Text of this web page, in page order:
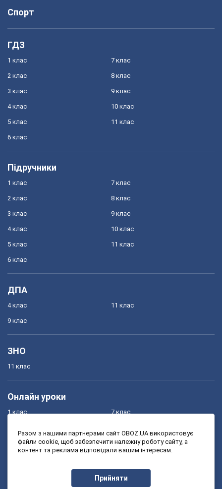
Спорт
ГДЗ
1 клас
2 клас
3 клас
4 клас
5 клас
6 клас
7 клас
8 клас
9 клас
10 клас
11 клас
Підручники
1 клас
2 клас
3 клас
4 клас
5 клас
6 клас
7 клас
8 клас
9 клас
10 клас
11 клас
ДПА
4 клас
9 клас
11 клас
ЗНО
11 клас
Онлайн уроки
1 клас
3 клас
7 клас
9 клас
Разом з нашими партнерами сайт OBOZ.UA використовує
файли cookie, щоб забезпечити належну роботу сайту, а
контент та реклама відповідали вашим інтересам.
Прийняти